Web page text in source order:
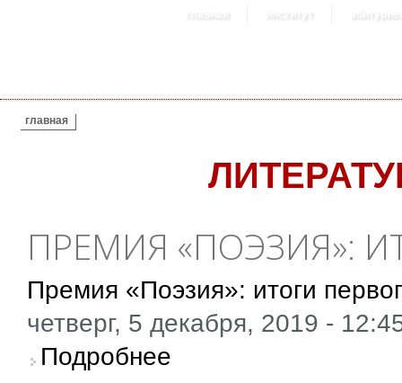
главная институт
ВЫ ЗДЕСЬ
главная
ПРЕМИЯ «ПОЭЗИЯ»:
Премия «Поэзия»: итоги
четверг, 5 декабря, 2019 -
Подробнее